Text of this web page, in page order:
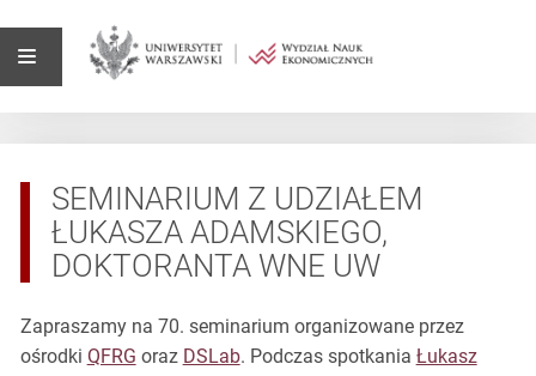
SEMINARIUM Z UDZIAŁEM
ŁUKASZA ADAMSKIEGO,
DOKTORANTA WNE UW
Zapraszamy na 70. seminarium organizowane przez
ośrodki QFRG oraz DSLab. Podczas spotkania Łukasz